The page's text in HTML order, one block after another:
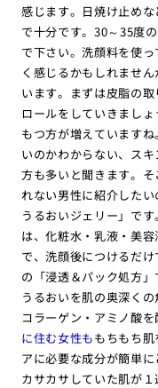
感じます。日焼け止め
で十分です。30～35度
で下さい。洗顔料を使
く感じるかもしれませ
います。まずは皮脂の
ロールをしていきまし
もつ方が増えています
いのかわからない、ス
方も多いと聞きます。
れない男性に紹介した
うるおいジェリー」で
は、化粧水・乳液・美
で、洗顔後につけるだ
の「浸透＆パック処方
うるおいを肌の奥深く
コラーゲン・アミノ酸を
に住む女性ももちもち
アに必要な成分が簡単
カサカサしていた肌が